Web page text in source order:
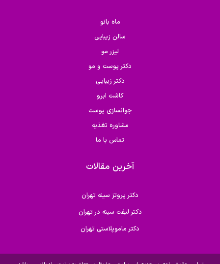
ماه بانو
سالن زیبایی
لیزر مو
دکتر پوست و مو
دکتر زیبایی
کاشت ابرو
جوانسازی پوست
مشاوره تغذیه
تماس با ما
آخرین مقالات
دکتر پروتز سینه تهران
دکتر لیفت سینه در تهران
دکتر ماموپلاستی تهران